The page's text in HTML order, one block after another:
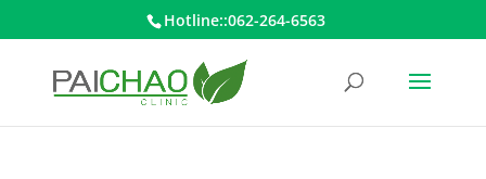
Hotline::062-264-6563